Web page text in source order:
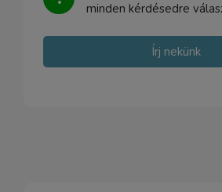
minden kérdésedre
Írj nekünk